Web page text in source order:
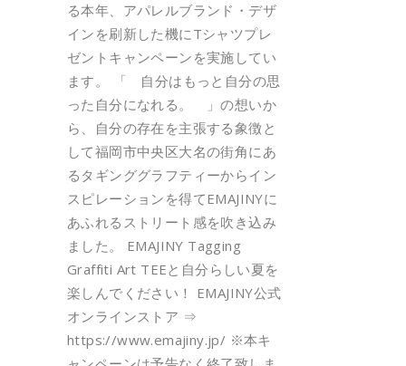
る本年、アパレルブランド・デザ
インを刷新した機にTシャツプレ
ゼントキャンペーンを実施してい
ます。 「 自分はもっと自分の思
った自分になれる。 」の想いか
ら、自分の存在を主張する象徴と
して福岡市中央区大名の街角にあ
るタギンググラフティーからイン
スピレーションを得てEMAJINYに
あふれるストリート感を吹き込み
ました。 EMAJINY Tagging
Graffiti Art TEEと自分らしい夏を
楽しんでください！ EMAJINY公式
オンラインストア ⇒
https://www.emajiny.jp/ ※本キ